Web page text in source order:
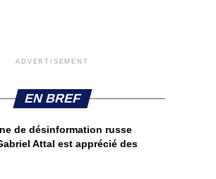
ADVERTISEMENT
EN BREF
de désinformation russe
Attal est apprécié des